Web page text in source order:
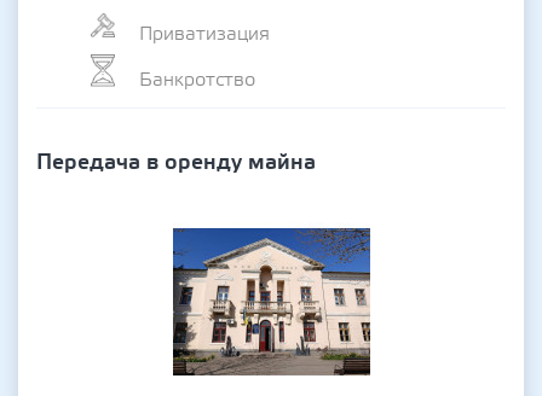
Приватизация
Банкротство
Передача в оренду майна